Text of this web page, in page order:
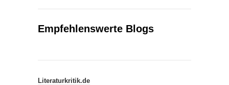
Empfehlenswerte Blogs
Literaturkritik.de